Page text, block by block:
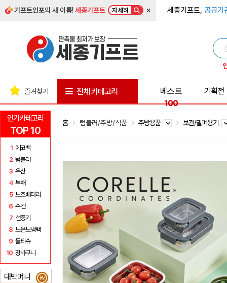
기프트인포의 새 이름!세종기프트 자세히 × 세종기프트, 공공기
인기카테고리
TOP 10
1 에코백
2 텀블러
3 우산
4 부채
5 보조배터리
6 수건
7 선풍기
8 보온보냉백
9 물티슈
10 장바구니
대박머니 ₩
즐겨찾기 전체 카테고리
베스트
100
기획전
홈 텀블러/주방/식품 주방용품 보관/밀폐용기